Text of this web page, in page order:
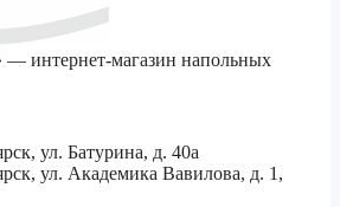
интернет-магазин напольных
ул. Батурина, д. 40а
ул. Академика Вавилова, д. 1,